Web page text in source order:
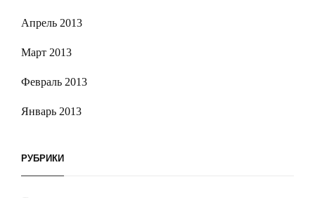
Апрель 2013
Март 2013
Февраль 2013
Январь 2013
РУБРИКИ